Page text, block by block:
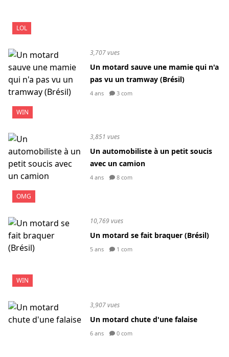
LOL
WIN
3,707 vues
Un motard sauve une mamie qui n'a
pas vu un tramway (Brésil)
4 ans 3 com
OMG
3,851 vues
Un automobiliste à un petit soucis
avec un camion
4 ans 8 com
WIN
10,769 vues
Un motard se fait braquer (Brésil)
5 ans 1 com
3,907 vues
Un motard chute d'une falaise
6 ans 0 com